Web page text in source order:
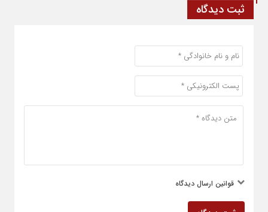
ثبت دیدگاه
قوانین ارسال دیدگاه